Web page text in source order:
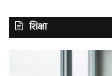
शिक्षा